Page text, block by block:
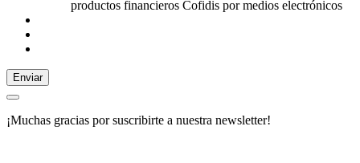
productos financieros Cofidis por medios electrónicos
Enviar
¡Muchas gracias por suscribirte a nuestra newsletter!